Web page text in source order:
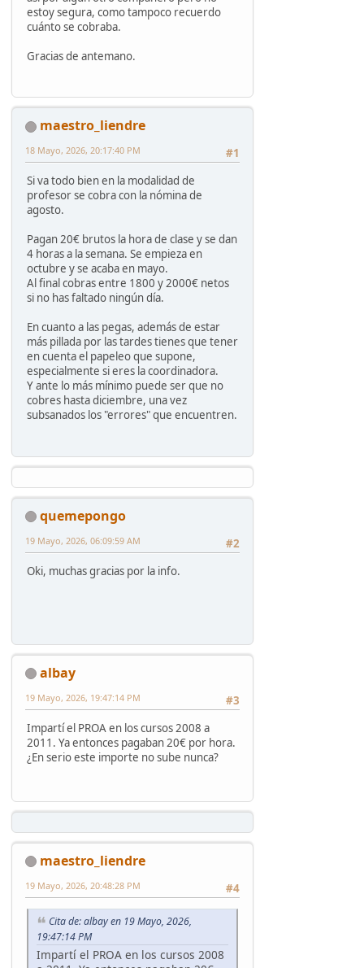
estoy segura, como tampoco recuerdo
cuánto se cobraba.
Gracias de antemano.
maestro_liendre
#1
18 Mayo, 2026, 20:17:40 PM
Si va todo bien en la modalidad de
profesor se cobra con la nómina de
agosto.
Pagan 20€ brutos la hora de clase y se dan
4 horas a la semana. Se empieza en
octubre y se acaba en mayo.
Al final cobras entre 1800 y 2000€ netos
si no has faltado ningún día.
En cuanto a las pegas, además de estar
más pillada por las tardes tienes que tener
en cuenta el papeleo que supone,
especialmente si eres la coordinadora.
Y ante lo más mínimo puede ser que no
cobres hasta diciembre, una vez
subsanados los "errores" que encuentren.
quemepongo
#2
19 Mayo, 2026, 06:09:59 AM
Oki, muchas gracias por la info.
albay
#3
19 Mayo, 2026, 19:47:14 PM
Impartí el PROA en los cursos 2008 a
2011. Ya entonces pagaban 20€ por hora.
¿En serio este importe no sube nunca?
maestro_liendre
#4
19 Mayo, 2026, 20:48:28 PM
Cita de: albay en 19 Mayo, 2026,
19:47:14 PM
Impartí el PROA en los cursos 2008